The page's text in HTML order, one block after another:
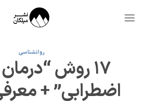
روانشناسی
۱۷ روش
اضطرابی” +